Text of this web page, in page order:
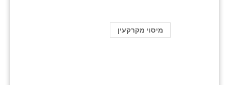
מיסוי מקרקעין